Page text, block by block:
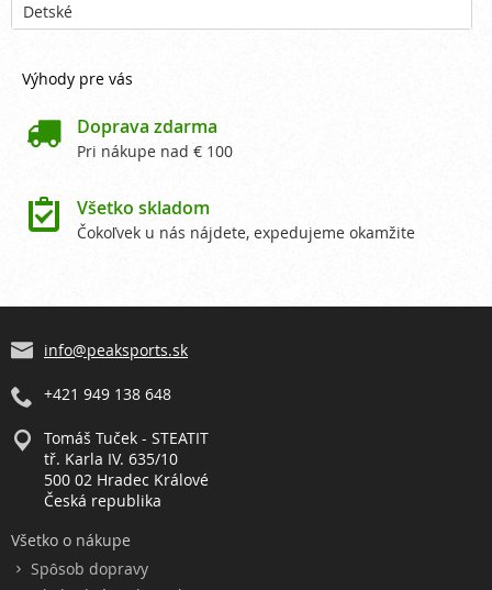
Detské
Výhody pre vás
 Doprava zdarma
Pri nákupe nad € 100
 Všetko skladom
Čokoľvek u nás nájdete, expedujeme okamžite
info@peaksports.sk
+421 949 138 648
Tomáš Tuček - STEATIT
tř. Karla IV. 635/10
500 02 Hradec Králové
Česká republika
Všetko o nákupe
Spôsob dopravy